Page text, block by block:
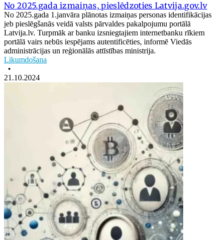
No 2025.gada izmaiņas, pieslēdzoties Latvija.gov.lv
No 2025.gada 1.janvāra plānotas izmaiņas personas identifikācijas
jeb pieslēgšanās veidā valsts pārvaldes pakalpojumu portālā
Latvija.lv. Turpmāk ar banku izsniegtajiem internetbanku rīkiem
portālā vairs nebūs iespējams autentificēties, informē Viedās
administrācijas un reģionālās attīstības ministrija.
Likumdošana
•
21.10.2024